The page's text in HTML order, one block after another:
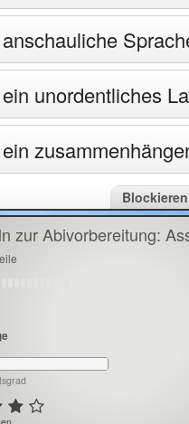
anschauliche
ein unordentliches
ein
Blockieren
zur Abivorbereitung: